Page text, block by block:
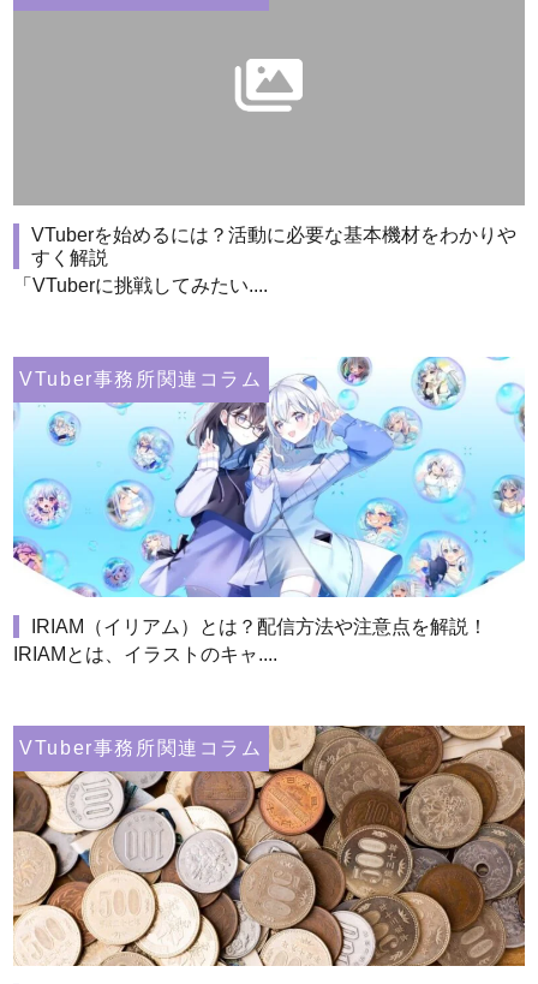
VTuberを始めるには？活動に必要な基本機材をわかりや
すく解説
「VTuberに挑戦してみたい....
VTuber事務所関連コラム
IRIAM（イリアム）とは？配信方法や注意点を解説！
IRIAMとは、イラストのキャ....
VTuber事務所関連コラム